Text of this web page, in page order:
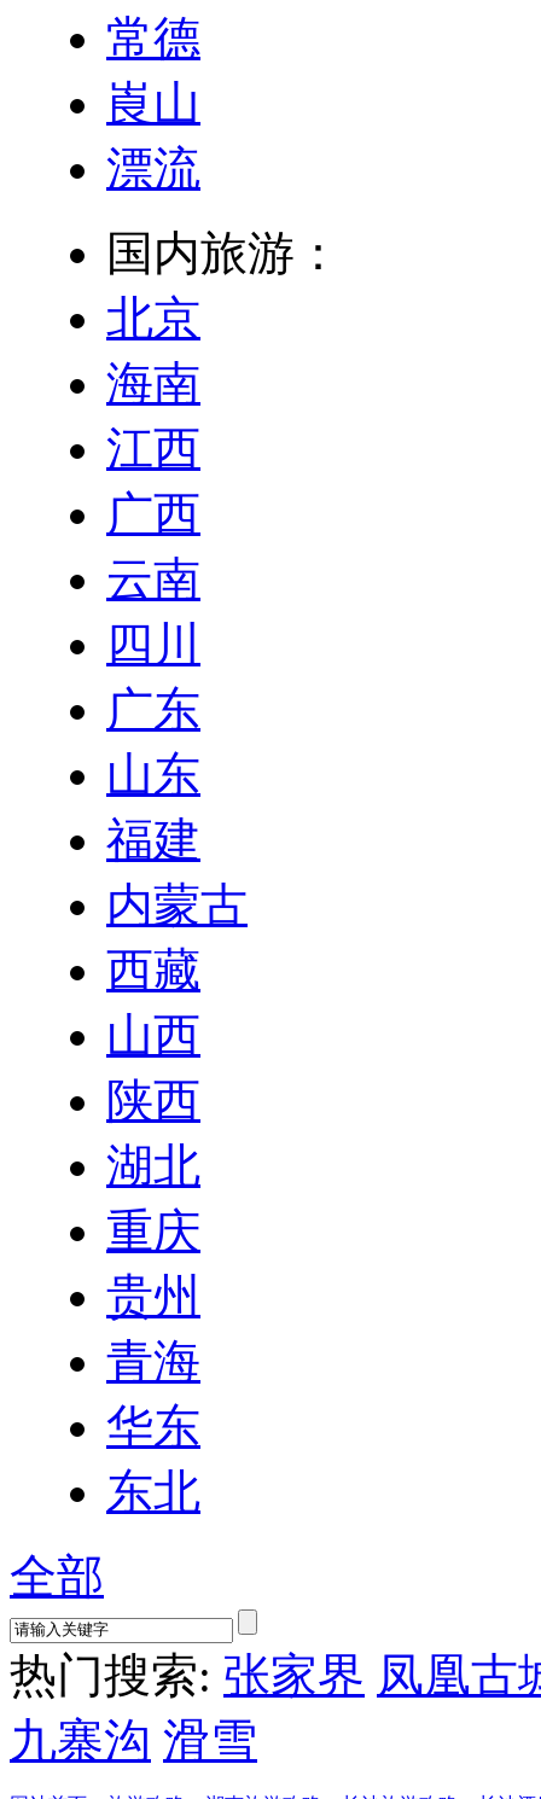
常德
崀山
漂流
国内旅游：
北京
海南
江西
广西
云南
四川
广东
山东
福建
内蒙古
西藏
山西
陕西
湖北
重庆
贵州
青海
华东
东北
全部
热门搜索: 张家界 凤凰古
九寨沟 滑雪